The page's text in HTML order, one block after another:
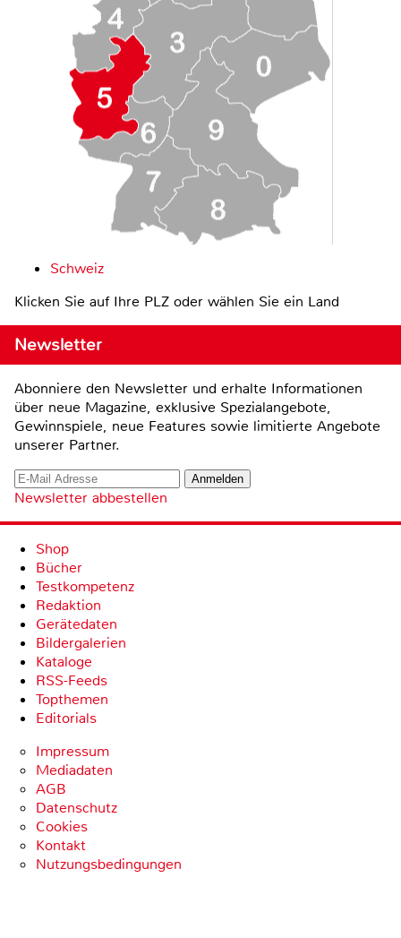
Schweiz
Klicken Sie auf Ihre PLZ oder wählen Sie ein Land
Newsletter
Abonniere den Newsletter und erhalte Informationen
über neue Magazine, exklusive Spezialangebote,
Gewinnspiele, neue Features sowie limitierte Angebote
unserer Partner.
Newsletter abbestellen
Shop
Bücher
Testkompetenz
Redaktion
Gerätedaten
Bildergalerien
Kataloge
RSS-Feeds
Topthemen
Editorials
Impressum
Mediadaten
AGB
Datenschutz
Cookies
Kontakt
Nutzungsbedingungen